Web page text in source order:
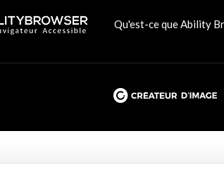
Qu'est-ce que Ability